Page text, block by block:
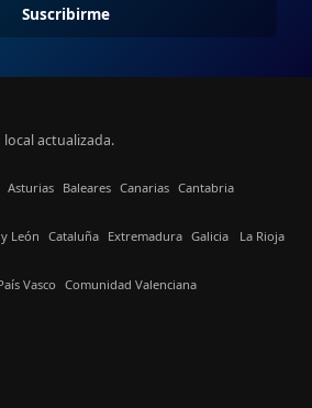
Suscribirme
actualizada.
Asturias Baleares Canarias Cantabria
León Cataluña Extremadura Galicia La Rioja
Vasco Comunidad Valenciana